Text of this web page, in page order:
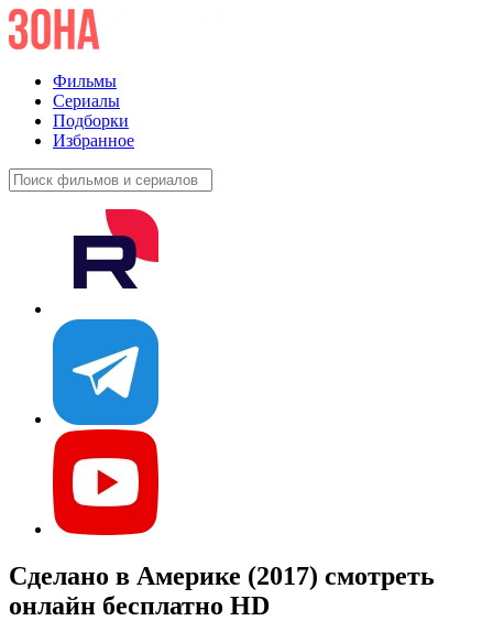
Фильмы
Сериалы
Подборки
Избранное
Сделано в Америке (2017) смотреть
онлайн бесплатно HD